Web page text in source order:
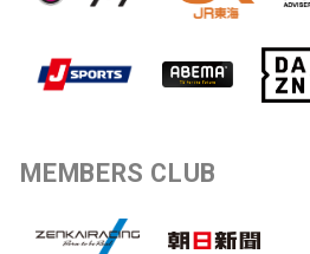
MEMBERS CLUB